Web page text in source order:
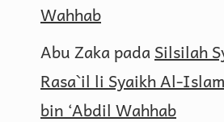
Wahhab
Abu ZakapadaSilsilah
Rasa`il li Syaikh Al-
bin ‘Abdil Wahhab